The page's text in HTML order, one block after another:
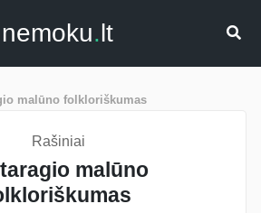
nemoku.lt
malūno folkloriškumas
Rašiniai
malūno